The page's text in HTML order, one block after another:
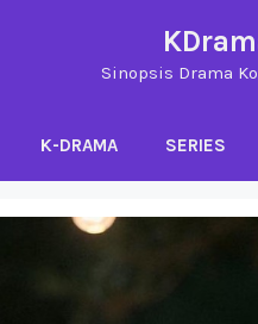
Sinopsis Drama
K-DRAMA SERIES